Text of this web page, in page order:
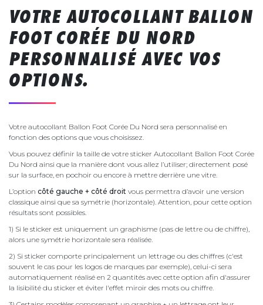
VOTRE AUTOCOLLANT BALLON
FOOT CORÉE DU NORD
PERSONNALISÉ AVEC VOS
OPTIONS.
Votre autocollant Ballon Foot Corée Du Nord sera personnalisé en
fonction des options que vous choisissez.
Vous pouvez définir la taille de votre sticker Autocollant Ballon Foot Corée
Du Nord ainsi que la manière dont vous allez l’utiliser; directement posé
sur la surface, en pochoir ou encore à mettre derrière une vitre.
L’option côté gauche + côté droit vous permettra d’avoir une version
classique ainsi que sa symétrie (horizontale). Attention, pour cette option
résultats sont possibles.
1) Si le sticker est uniquement un graphisme (pas de lettre ou de chiffre),
alors une symétrie horizontale sera réalisée.
2) Si sticker comporte principalement un lettrage ou des chiffres (c'est
souvent le cas pour les logos de marques par exemple), celui-ci sera
automatiquement réalisé en 2 quantités avec cette option afin d'assurer
la lisibilité du sticker et éviter l'effet miroir des mots ou chiffre.